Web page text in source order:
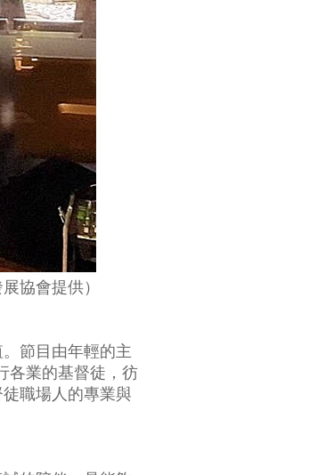
協會提供）
節目由年輕的主
各業的基督徒，彷
職場人的專業與